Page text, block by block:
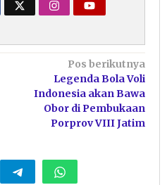
Pos berikutnya
Legenda Bola Voli
Indonesia akan Bawa
Obor di Pembukaan
Porprov VIII Jatim